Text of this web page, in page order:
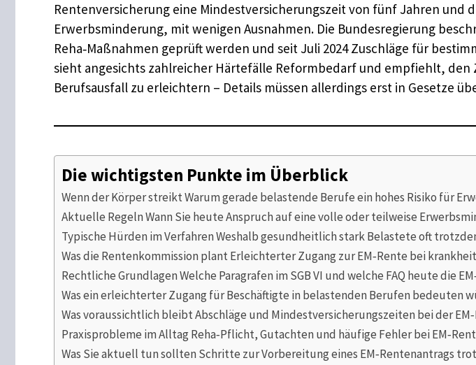
Rentenversicherung eine Mindestversicherungszeit von fünf Jahren
Erwerbsminderung, mit wenigen Ausnahmen. Die Bundesregierung
Reha‑Maßnahmen geprüft werden und seit Juli 2024 Zuschläge für
sieht angesichts zahlreicher Härtefälle Reformbedarf und empfiehlt,
Berufsausfall zu erleichtern – Details müssen allerdings erst in Gesetze
Die wichtigsten Punkte im Überblick
Wenn der Körper streikt Warum gerade belastende Berufe ein hohes Risiko für
Aktuelle Regeln Wann Sie heute Anspruch auf eine volle oder teilweise
Typische Hürden im Verfahren Weshalb gesundheitlich stark Belastete oft
Was die Rentenkommission plant Erleichterter Zugang zur EM‑Rente bei
Rechtliche Grundlagen Welche Paragrafen im SGB VI und welche FAQ heute die
Was ein erleichterter Zugang für Beschäftigte in belastenden Berufen bedeuten
Was voraussichtlich bleibt Abschläge und Mindestversicherungszeiten bei der
Praxisprobleme im Alltag Reha‑Pflicht, Gutachten und häufige Fehler bei
Was Sie aktuell tun sollten Schritte zur Vorbereitung eines EM‑Rentenantrags